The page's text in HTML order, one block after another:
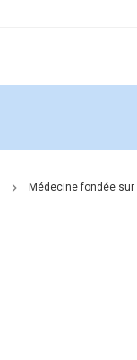
Médecine fondée